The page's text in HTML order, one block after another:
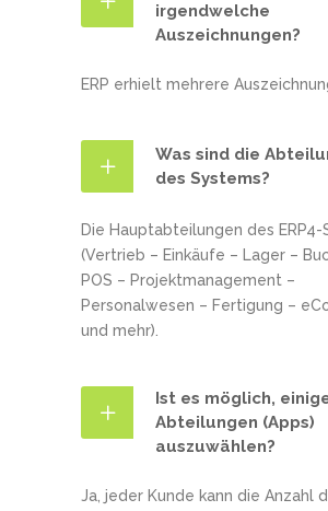
irgendwelche
Auszeichnungen?
ERP erhielt mehrere
Was sind die
des Systems?
Die Hauptabteilungen des ERP4-
(Vertrieb – Einkäufe – Lager –
POS – Projektmanagement –
Personalwesen – Fertigung –
und mehr).
Ist es möglich,
Abteilungen (Apps)
auszuwählen?
Ja, jeder Kunde kann die Anzahl